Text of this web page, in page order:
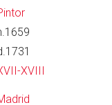
XVIII